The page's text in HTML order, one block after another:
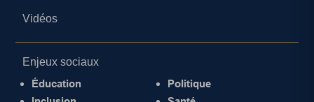
Vidéos
Enjeux sociaux
Éducation
Politique